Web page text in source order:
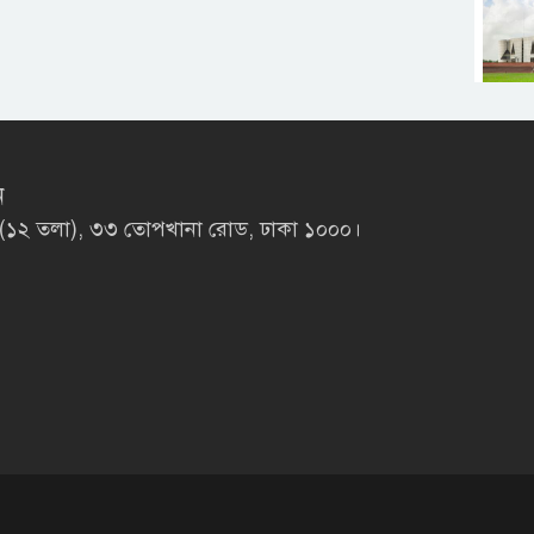
(১২ তলা), ৩৩ তোপখানা রোড, ঢাকা ১০০০।